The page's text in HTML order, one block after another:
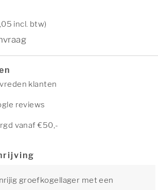
incl. btw)
klanten
reviews
vanaf €50,-
groefkogellager met een